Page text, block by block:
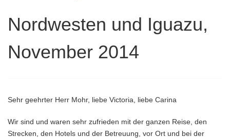
Nordwesten und Iguazu,
November 2014
Sehr geehrter Herr Mohr, liebe Victoria, liebe Carina
Wir sind und waren sehr zufrieden mit der ganzen Reise, den
Strecken, den Hotels und der Betreuung, vor Ort und bei der